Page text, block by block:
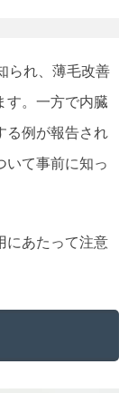
られ、薄毛改善
す。一方で内臓
る例が報告され
いて事前に知っ
にあたって注意